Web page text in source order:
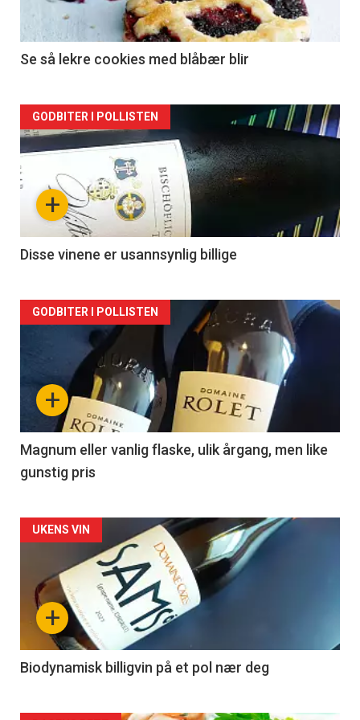
Se så lekre cookies med blåbær blir
Forsiden
akkurat
nå
2
+
GODBITER I POLLISTEN
Disse vinene er usannsynlig billige
Forsiden
akkurat
nå
3
+
GODBITER I POLLISTEN
Magnum eller vanlig flaske, ulik årgang, men like
gunstig pris
Forsiden
akkurat
nå
4
+
UKENS VIN
Biodynamisk billigvin på et pol nær deg